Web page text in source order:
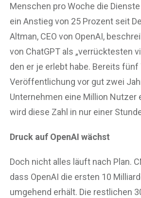
Menschen pro Woche die
ein Anstieg von 25 Prozent seit
Altman, CEO von OpenAI,
von ChatGPT als „verrücktesten
den er je erlebt habe. Bereits fünf
Veröffentlichung vor gut zwei
Unternehmen eine Million Nutzer
wird diese Zahl in nur einer
Druck auf OpenAI wächst
Doch nicht alles läuft nach Plan.
dass OpenAI die ersten 10
umgehend erhält. Die restlichen